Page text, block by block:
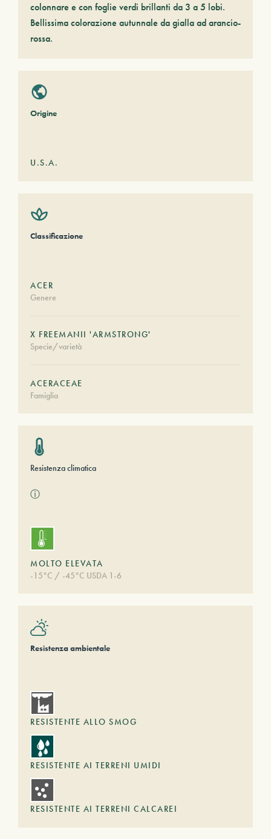
colonnare e con foglie verdi brillanti da 3 a 5 lobi.
Bellissima colorazione autunnale da gialla ad arancio-
rossa.
Origine
U.S.A.
Classificazione
ACER
Genere
X FREEMANII 'ARMSTRONG'
Specie/varietà
ACERACEAE
Famiglia
Resistenza climatica
ⓘ
MOLTO ELEVATA
-15°C / -45°C USDA 1-6
Resistenza ambientale
RESISTENTE ALLO SMOG
RESISTENTE AI TERRENI UMIDI
RESISTENTE AI TERRENI CALCAREI